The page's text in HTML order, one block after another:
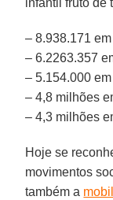
– 8.938.171
– 6.2263.357
– 5.154.000
– 4,8 milhões
– 4,3 milhões
Hoje se
movimentos
também a